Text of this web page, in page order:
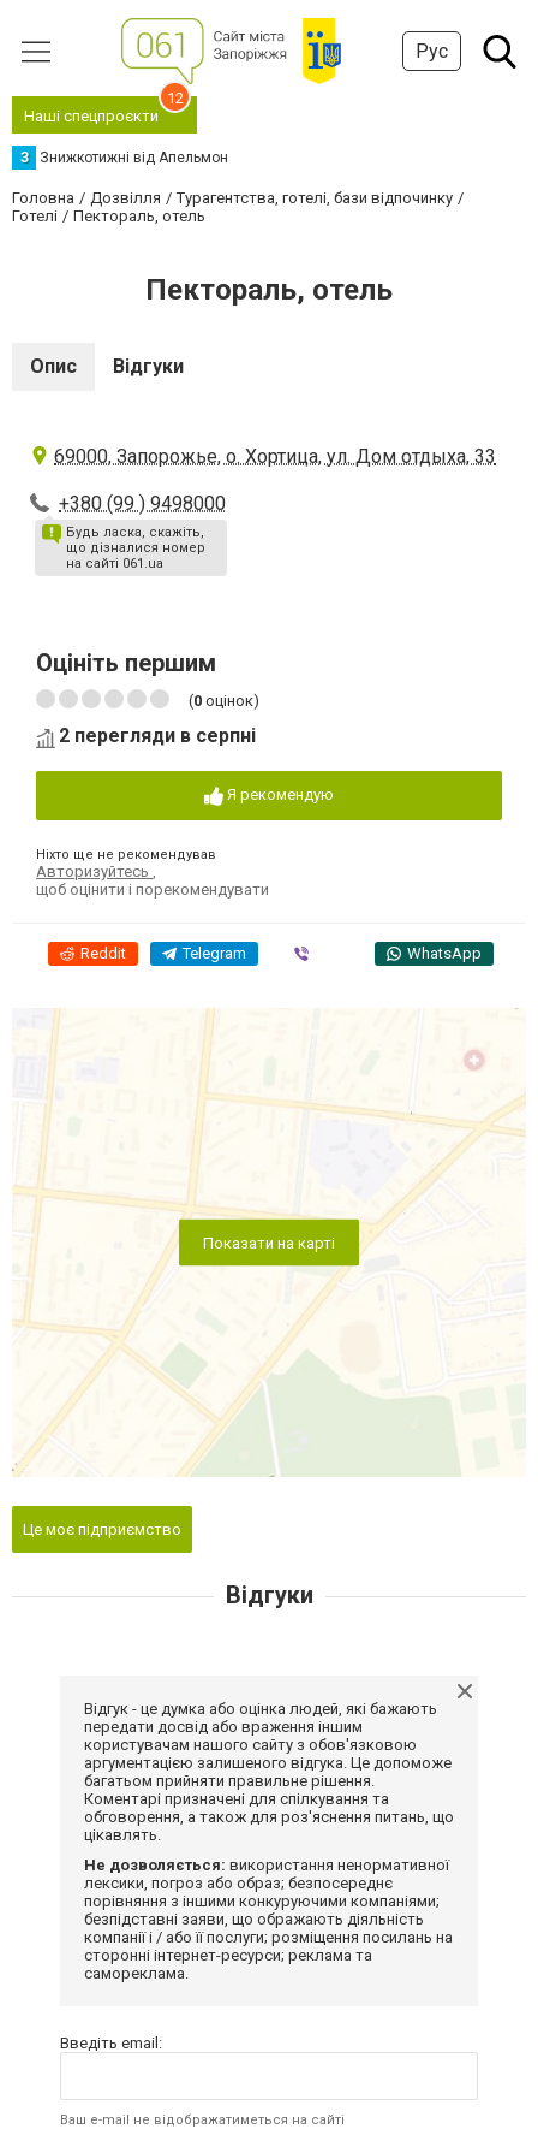
Рус
Наші спецпроєкти
12
З Знижкотижні від Апельмон
Головна Дозвілля
Турагентства, готелі, бази відпочинку
Готелі
Пектораль, отель
Пектораль, отель
Опис Відгуки
69000, Запорожье, о. Хортица, ул. Дом отдыха, 33
+380 (99 ) 9498000
Будь ласка, скажіть,
що дізналися номер
на сайті 061.ua
Оцініть першим
(0 оцінок)
2 перегляди в серпні
Я рекомендую
Ніхто ще не рекомендував
Авторизуйтесь
щоб оцінити і порекомендувати
Reddit Telegram WhatsApp
Показати на карті
Це моє підприємство
Відгуки
Відгук - це думка або оцінка людей, які бажають
передати досвід або враження іншим
користувачам нашого сайту з обов'язковою
аргументацією залишеного відгука. Це допоможе
багатьом прийняти правильне рішення.
Коментарі призначені для спілкування та
обговорення, а також для роз'яснення питань, що
цікавлять.
Не дозволяється: використання ненормативної
лексики, погроз або образ; безпосереднє
порівняння з іншими конкуруючими компаніями;
безпідставні заяви, що ображають діяльність
компанії і / або її послуги; розміщення посилань на
сторонні інтернет-ресурси; реклама та
самореклама.
Введіть email:
Ваш e-mail не відображатиметься на сайті